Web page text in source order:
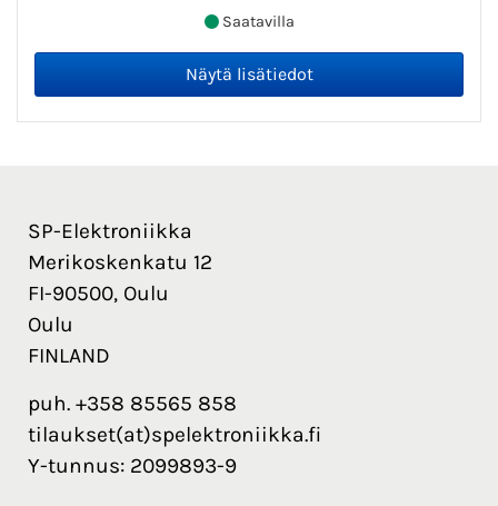
Saatavilla
SP-Elektroniikka
Merikoskenkatu 12
FI-90500, Oulu
Oulu
FINLAND
puh. +358 85565 858
tilaukset(at)spelektroniikka.fi
Y-tunnus: 2099893-9